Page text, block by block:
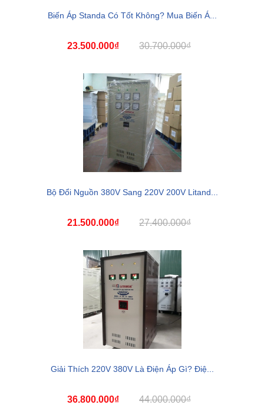
Biến Áp Standa Có Tốt Không? Mua Biến Á...
23.500.000₫ 30.700.000₫
Bộ Đổi Nguồn 380V Sang 220V 200V Litand...
21.500.000₫ 27.400.000₫
Giải Thích 220V 380V Là Điện Áp Gì? Điệ...
36.800.000₫ 44.000.000₫